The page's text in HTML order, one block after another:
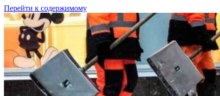
Перейти к содержимому